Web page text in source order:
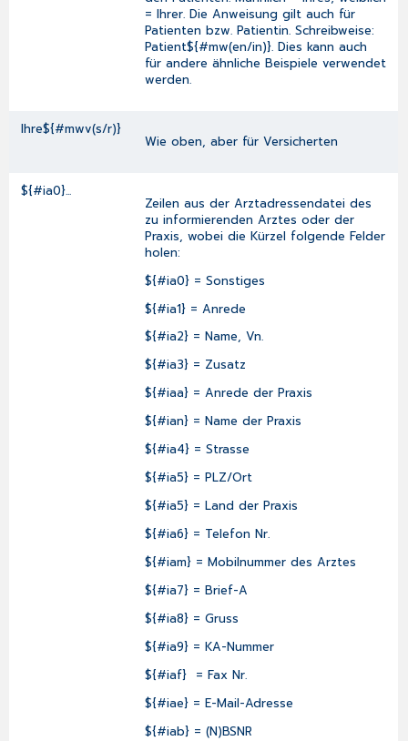
= Ihrer. Die Anweisung gilt auch für
Patienten bzw. Patientin. Schreibweise:
Patient${#mw(en/in)}. Dies kann auch
für andere ähnliche Beispiele verwendet
werden.
Ihre${#mwv(s/r)}
Wie oben, aber für Versicherten
${#ia0}...
Zeilen aus derArztadressendatei des
zu informierenden Arztes oder der
Praxis, wobei die Kürzel folgende Felder
holen:
${#ia0} = Sonstiges
${#ia1} = Anrede
${#ia2} = Name, Vn.
${#ia3} = Zusatz
${#iaa} = Anrede der Praxis
${#ian} = Name der Praxis
${#ia4} = Strasse
${#ia5} = PLZ/Ort
${#ia5} = Land der Praxis
${#ia6} = Telefon Nr.
${#iam} = Mobilnummer des Arztes
${#ia7} = Brief-A
${#ia8} = Gruss
${#ia9} = KA-Nummer
${#iaf} = Fax Nr.
${#iae} = E-Mail-Adresse
${#iab} = (N)BSNR